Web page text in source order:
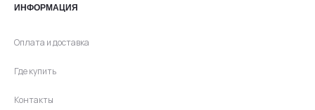
ИНФОРМАЦИЯ
Оплата и доставка
Где купить
Контакты